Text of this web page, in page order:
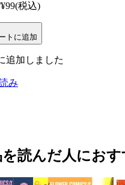
¥99(税込)
トに追加
追加しました
み
読んだ人にお